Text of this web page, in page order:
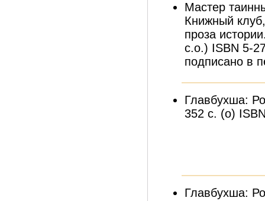
Мастер
Книжный
проза
с.о.) ISBN 5-
подписано в
Главбухша:
352 с. (о)
Главбухша: